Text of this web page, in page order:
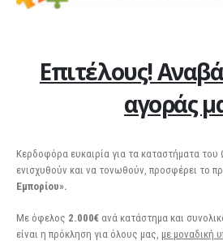
Επιτέλους!
αγοράς
Κερδοφόρα ευκαιρία για τα καταστήματα
ενισχυθούν και να τονωθούν, προσφέρει το
Εμπορίου».
Με όφελος 2.000€ ανά κατάστημα και
είναι η πρόκληση για όλους μας, με μοναδική